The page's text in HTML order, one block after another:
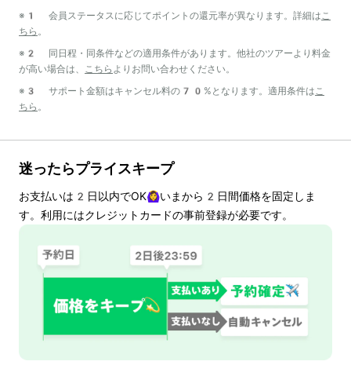
※1 会員ステータスに応じてポイントの還元率が異なります。詳細は こ
ちら 。
※2 同日程・同条件などの適用条件があります。他社のツアーより料金
が高い場合は、
こちら よりお問い合わせください。
※3 サポート金額はキャンセル料の70%となります。適用条件は こ
ちら 。
迷ったらプライスキープ
お支払いは 2 日以内でOK🙆‍♀️いまから 2 日間価格を固定しま
す。利用にはクレジットカードの事前登録が必要です。